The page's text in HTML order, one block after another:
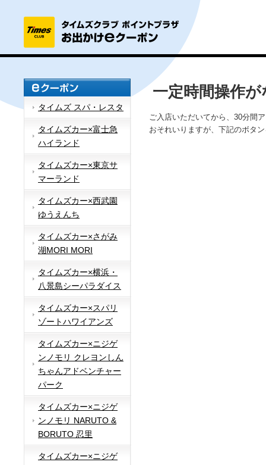
タイムズ スパ・レスタ
タイムズカー×富士急
ハイランド
タイムズカー×東京サ
マーランド
タイムズカー×西武園
ゆうえんち
タイムズカー×さがみ
湖MORI MORI
タイムズカー×横浜・
八景島シーパラダイス
タイムズカー×スパリ
ゾートハワイアンズ
タイムズカー×ニジゲ
ンノモリ クレヨンしん
ちゃんアドベンチャー
パーク
タイムズカー×ニジゲ
ンノモリ NARUTO &
BORUTO 忍里
タイムズカー×ニジゲ
一定時間操作
ご入店いただいてから、30分間
おそれいりますが、下記のボタ